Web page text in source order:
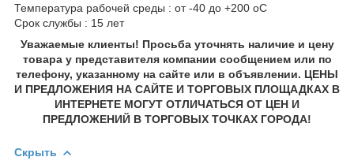
Температура рабочей среды : от -40 до +200 oC
Срок службы : 15 лет
Уважаемые клиенты! Просьба уточнять наличие и цену
товара у представителя компании сообщением или по
телефону, указанному на сайте или в объявлении. ЦЕНЫ
И ПРЕДЛОЖЕНИЯ НА САЙТЕ И ТОРГОВЫХ ПЛОЩАДКАХ В
ИНТЕРНЕТЕ МОГУТ ОТЛИЧАТЬСЯ ОТ ЦЕН И
ПРЕДЛОЖЕНИЙ В ТОРГОВЫХ ТОЧКАХ ГОРОДА!
Скрыть